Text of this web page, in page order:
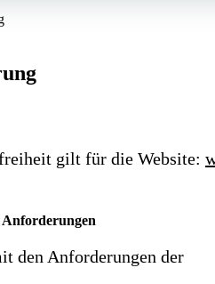
gilt für die Website:
den Anforderungen der